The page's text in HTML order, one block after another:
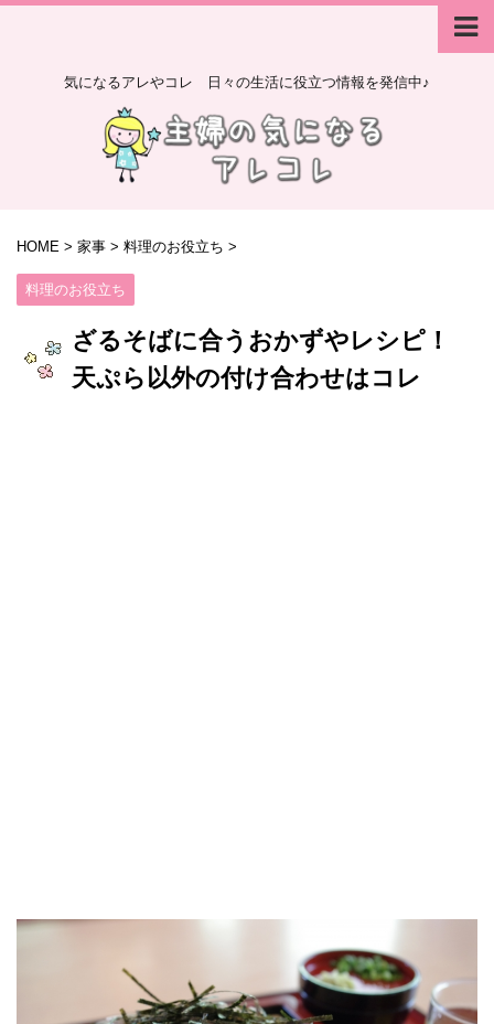
気になるアレやコレ 日々の生活に役立つ情報を発信中♪
HOME > 家事 > 料理のお役立ち >
料理のお役立ち
ざるそばに合うおかずやレシピ！
天ぷら以外の付け合わせはコレ